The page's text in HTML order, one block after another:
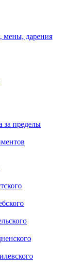
мены, дарения
за пределы